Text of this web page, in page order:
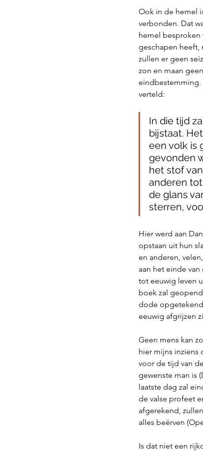
Ook in de hemel
verbonden. Dat
hemel
geschapen heeft,
zullen er geen
zon en maan
eindbestemming.
verteld:
In die tijd
bijstaat.
een volk is
gevonden
het stof
anderen
de glans
sterren,
Hier werd aan
opstaan uit hun
en anderen,
aan het einde
tot eeuwig leven
boek zal
dode opgetekend
eeuwig afgrijzen
Geen mens kan
hier mijns inziens
voor de tijd van
gewenste man is
laatste dag zal
de valse profeet
afgerekend,
alles beërven
Is dat niet een